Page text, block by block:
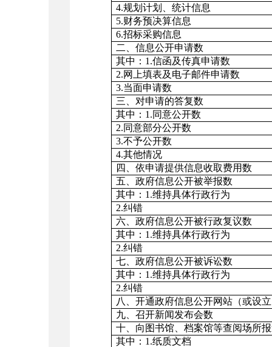
4.规划计划、统计信息
5.财务预决算信息
6.招标采购信息
二、信息公开申请数
其中：1.信函及传真申请数
2.网上填表及电子邮件申请数
3.当面申请数
三、对申请的答复数
其中：1.同意公开数
2.同意部分公开数
3.不予公开数
4.其他情况
四、依申请提供信息收取费用数
五、政府信息公开被举报数
其中：1.维持具体行政行为
2.纠错
六、政府信息公开被行政复议数
其中：1.维持具体行政行为
2.纠错
七、政府信息公开被诉讼数
其中：1.维持具体行政行为
2.纠错
八、开通政府信息公开网站（或设
九、召开新闻发布会数
十、向图书馆、档案馆等查阅场所
其中：1.纸质文档